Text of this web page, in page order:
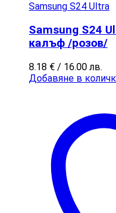
Samsung S24 Ultra
Samsung S24
калъф /розов/
8.18 € / 16.00 лв.
Добавяне в